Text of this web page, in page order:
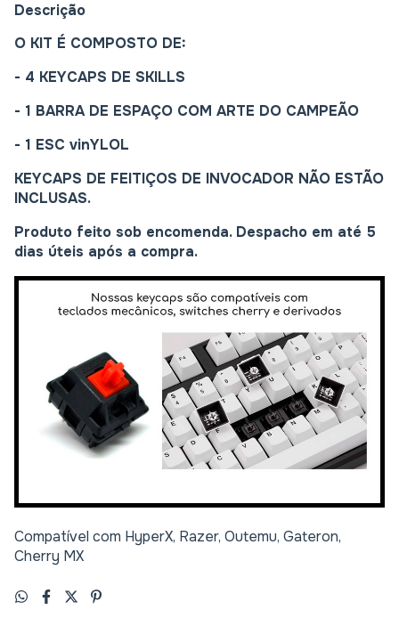
Descrição
O KIT É COMPOSTO DE:
- 4 KEYCAPS DE SKILLS
- 1 BARRA DE ESPAÇO COM ARTE DO CAMPEÃO
- 1 ESC vinYLOL
KEYCAPS DE FEITIÇOS DE INVOCADOR NÃO ESTÃO
INCLUSAS.
Produto feito sob encomenda. Despacho em até 5
dias úteis após a compra.
Compatível com HyperX, Razer, Outemu, Gateron,
Cherry MX